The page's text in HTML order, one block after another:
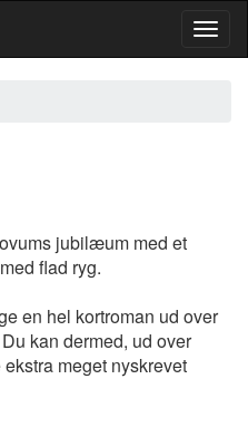
jubilæum med et
flad ryg.
en hel kortroman ud over
kan dermed, ud over
meget nyskrevet